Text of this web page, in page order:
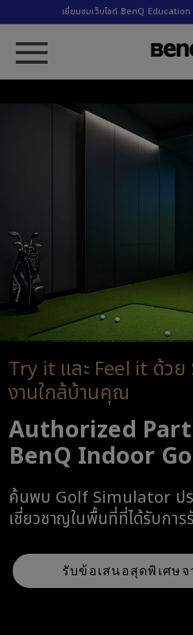
เยี่ยมชมเว็บไซต์ BenQ
Try it และ Feel it ด้วย
งานใกล้บ้านคุณ
Authorized
BenQ Indoor
ค้นพบ Golf Simulator ป
เชี่ยวชาญในพื้นที่ที่ได้รับการ
รับข้อเสนอสุดพิเศษจ